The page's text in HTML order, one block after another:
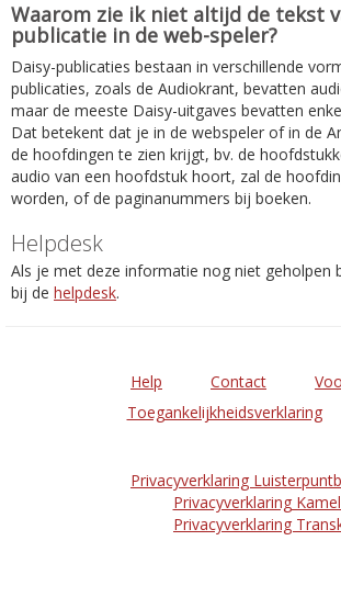
Waarom zie ik niet altijd de tekst
publicatie in de web-speler?
Daisy-publicaties bestaan in verschillende
publicaties, zoals de Audiokrant, bevatten
maar de meeste Daisy-uitgaves bevatten
Dat betekent dat je in de webspeler of in de
de hoofdingen te zien krijgt, bv. de
audio van een hoofdstuk hoort, zal de
worden, of de paginanummers bij boeken.
Helpdesk
Als je met deze informatie nog niet geholpen
bij de helpdesk.
Help Contact
Toegankelijkheidsverklaring
Privacyverklaring
Privacyverklaring
Privacyverklaring